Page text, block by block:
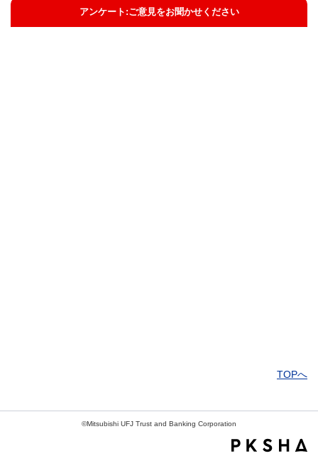
アンケート:ご意見をお聞かせください
TOPへ
©Mitsubishi UFJ Trust and Banking Corporation